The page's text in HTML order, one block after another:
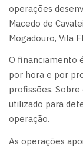
operações
Macedo de
Mogadouro, Vila
O financiamento
por hora e por
profissões.
utilizado para
operação.
As operações